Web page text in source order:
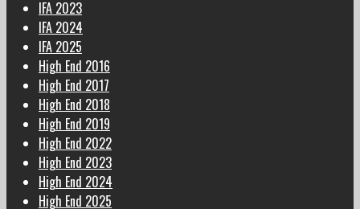
IFA 2023
IFA 2024
IFA 2025
High End 2016
High End 2017
High End 2018
High End 2019
High End 2022
High End 2023
High End 2024
High End 2025